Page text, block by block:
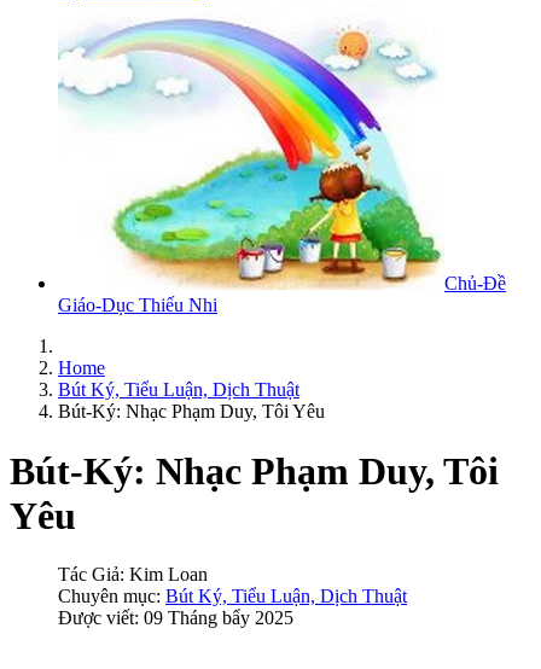
Chủ-Đề
Giáo-Dục Thiếu Nhi
Home
Bút Ký, Tiểu Luận, Dịch Thuật
Bút-Ký: Nhạc Phạm Duy, Tôi Yêu
Bút-Ký: Nhạc Phạm Duy, Tôi
Yêu
Tác Giả: Kim Loan
Chuyên mục: Bút Ký, Tiểu Luận, Dịch Thuật
Được viết: 09 Tháng bẩy 2025